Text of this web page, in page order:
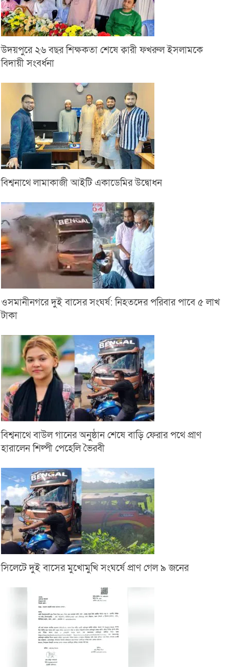
উদয়পুরে ২৬ বছর শিক্ষকতা শেষে ক্বারী ফখরুল ইসলামকে
বিদায়ী সংবর্ধনা
বিশ্বনাথে লামাকাজী আইটি একাডেমির উদ্বোধন
ওসমানীনগরে দুই বাসের সংঘর্ষ: নিহতদের পরিবার পাবে ৫ লাখ
টাকা
বিশ্বনাথে বাউল গানের অনুষ্ঠান শেষে বাড়ি ফেরার পথে প্রাণ
হারালেন শিল্পী পেহেলি ভৈরবী
সিলেটে দুই বাসের মুখোমুখি সংঘর্ষে প্রাণ গেল ৯ জনের